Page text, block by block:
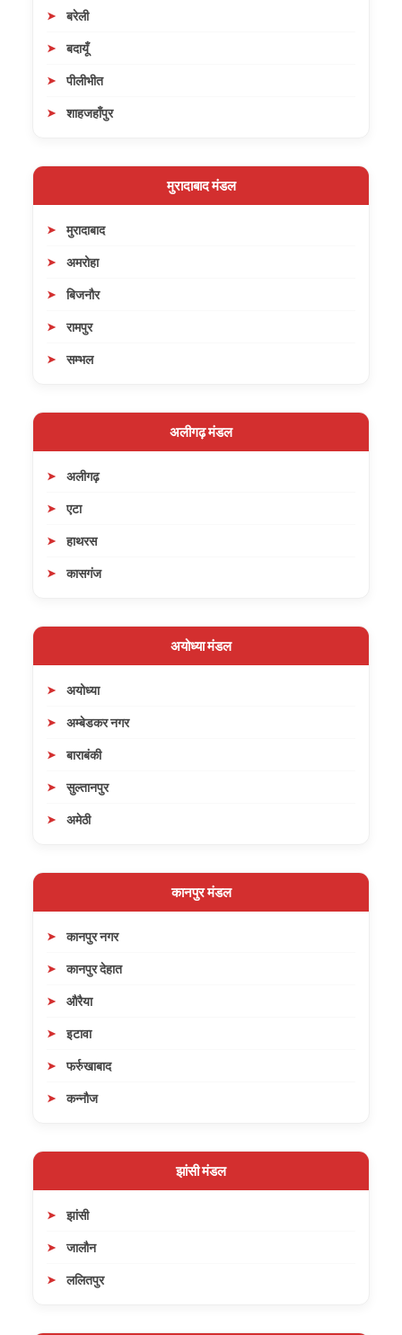
बरेली
बदायूँ
पीलीभीत
शाहजहाँपुर
मुरादाबाद मंडल
मुरादाबाद
अमरोहा
बिजनौर
रामपुर
सम्भल
अलीगढ़ मंडल
अलीगढ़
एटा
हाथरस
कासगंज
अयोध्या मंडल
अयोध्या
अम्बेडकर नगर
बाराबंकी
सुल्तानपुर
अमेठी
कानपुर मंडल
कानपुर नगर
कानपुर देहात
औरैया
इटावा
फर्रुखाबाद
कन्नौज
झांसी मंडल
झांसी
जालौन
ललितपुर